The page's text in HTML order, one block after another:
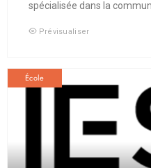
spécialisée dans la
Prévisualiser
École